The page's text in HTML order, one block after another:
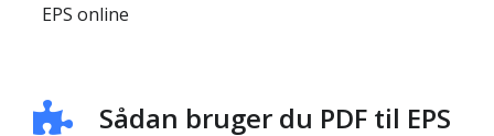
EPS online
Sådan bruger du PDF til EPS